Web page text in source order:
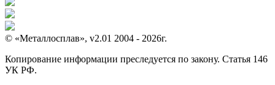
© «Металлосплав», v2.01 2004 - 2026г.
Копирование информации преследуется по закону. Статья 146
УК РФ.